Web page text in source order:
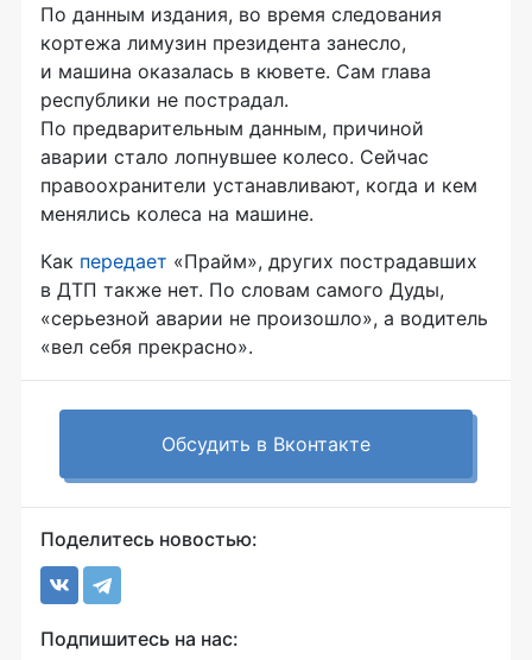
По данным издания, во время следования
кортежа лимузин президента занесло,
и машина оказалась в кювете. Сам глава
республики не пострадал.
По предварительным данным, причиной
аварии стало лопнувшее колесо. Сейчас
правоохранители устанавливают, когда и кем
менялись колеса на машине.
Как передает «Прайм», других пострадавших
в ДТП также нет. По словам самого Дуды,
«серьезной аварии не произошло», а водитель
«вел себя прекрасно».
Обсудить в Вконтакте
Поделитесь новостью:
Подпишитесь на нас: